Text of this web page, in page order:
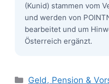
(Kunid) stammen vom
und werden von
bearbeitet und um
Österreich ergänzt.
Kategorien
Geld, Pension &